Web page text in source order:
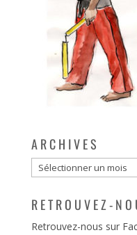
ARCHIVES
Archives
RETROUVEZ-
Retrouvez-nous sur